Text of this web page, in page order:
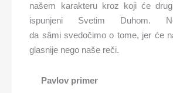
našem karakteru kroz koji će
ispunjeni Svetim Duhom.
da sâmi svedočimo o tome, jer će
glasnije nego naše reči.
Pavlov primer